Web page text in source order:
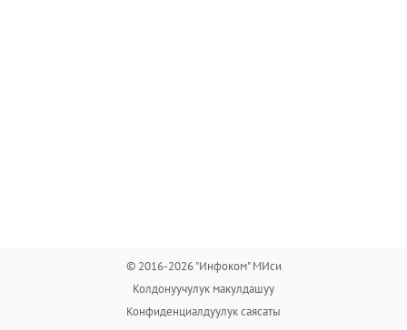
© 2016-2026 "Инфоком" МИси
Колдонуучулук макулдашуу
Конфиденциалдуулук саясаты